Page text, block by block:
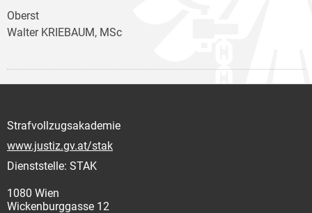
Oberst
Walter KRIEBAUM, MSc
Strafvollzugsakademie
www.justiz.gv.at/stak
Dienststelle: STAK
1080 Wien
Wickenburggasse 12